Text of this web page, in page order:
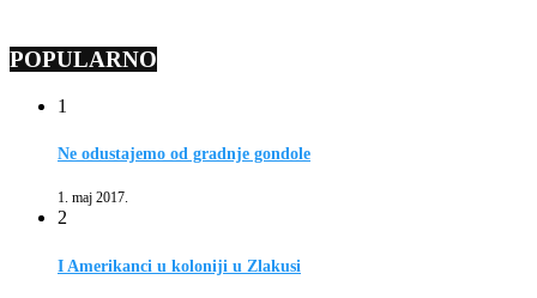
POPULARNO
1
Ne odustajemo od gradnje gondole
1. maj 2017.
2
I Amerikanci u koloniji u Zlakusi